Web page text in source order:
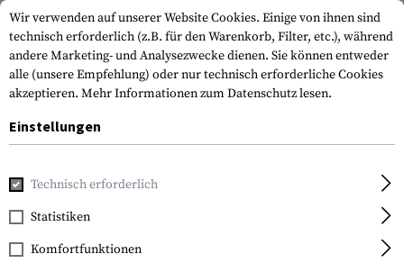
Home Tactical Gear
FILTER
Wir verwenden auf unserer Website Cookies. Einige von ihnen sind
technisch erforderlich (z.B. für den Warenkorb, Filter, etc.), während
andere Marketing- und Analysezwecke dienen. Sie können entweder
alle (unsere Empfehlung) oder nur technisch erforderliche Cookies
akzeptieren. Mehr Informationen zum Datenschutz lesen.
Einstellungen
Technisch erforderlich
Statistiken
Komfortfunktionen